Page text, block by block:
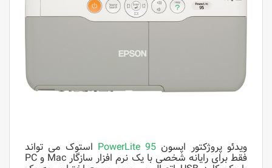
ویدئو پروژکتور اپسون PowerLite 95 استوک می تواند
فقط برای رایانه شخصی با یک نرم افزار سازگار Mac و PC